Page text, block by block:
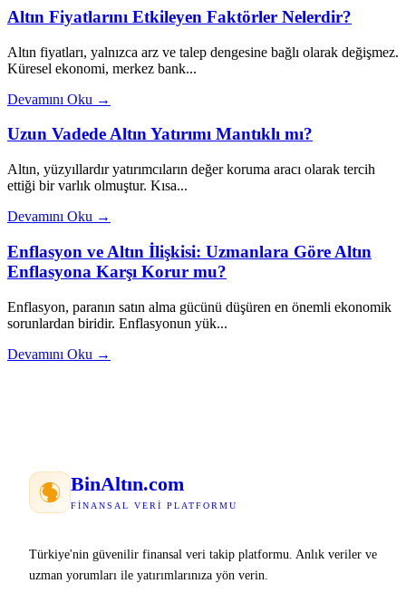
Altın Fiyatlarını Etkileyen Faktörler Nelerdir?
Altın fiyatları, yalnızca arz ve talep dengesine bağlı olarak değişmez.
Küresel ekonomi, merkez bank...
Devamını Oku →
Uzun Vadede Altın Yatırımı Mantıklı mı?
Altın, yüzyıllardır yatırımcıların değer koruma aracı olarak tercih
ettiği bir varlık olmuştur. Kısa...
Devamını Oku →
Enflasyon ve Altın İlişkisi: Uzmanlara Göre Altın
Enflasyona Karşı Korur mu?
Enflasyon, paranın satın alma gücünü düşüren en önemli ekonomik
sorunlardan biridir. Enflasyonun yük...
Devamını Oku →
BinAltın.com
FINANSAL VERI PLATFORMU
Türkiye'nin güvenilir finansal veri takip platformu. Anlık veriler ve
uzman yorumları ile yatırımlarınıza yön verin.